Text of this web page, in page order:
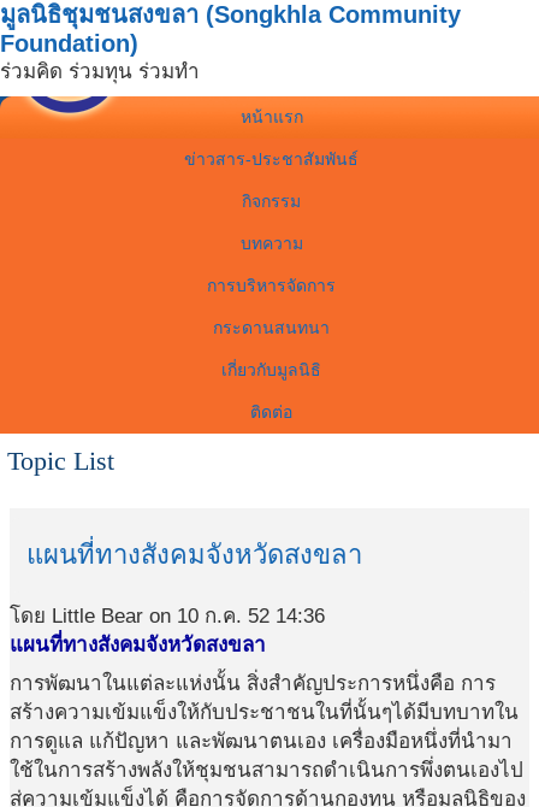
มูลนิธิชุมชนสงขลา (Songkhla Community
Foundation)
ร่วมคิด ร่วมทุน ร่วมทำ
หน้าแรก
ข่าวสาร-ประชาสัมพันธ์
กิจกรรม
บทความ
การบริหารจัดการ
กระดานสนทนา
เกี่ยวกับมูลนิธิ
ติดต่อ
Topic List
แผนที่ทางสังคมจังหวัดสงขลา
โดย Little Bear on 10 ก.ค. 52 14:36
แผนที่ทางสังคมจังหวัดสงขลา
การพัฒนาในแต่ละแห่งนั้น สิ่งสำคัญประการหนึ่งคือ การ
สร้างความเข้มแข็งให้กับประชาชนในที่นั้นๆได้มีบทบาทใน
การดูแล แก้ปัญหา และพัฒนาตนเอง เครื่องมือหนึ่งที่นำมา
ใช้ในการสร้างพลังให้ชุมชนสามารถดำเนินการพึ่งตนเองไป
สู่ความเข้มแข็งได้ คือการจัดการด้านกองทุน หรือมูลนิธิของ